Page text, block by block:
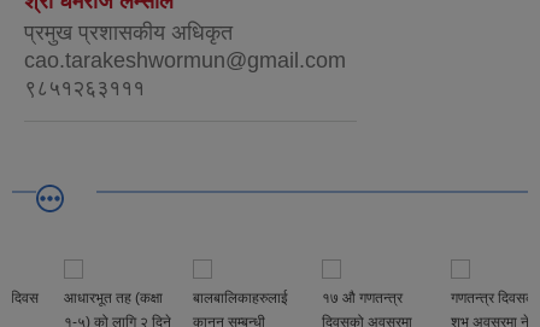
प्रमुख प्रशासकीय अधिकृत
cao.tarakeshwormun@gmail.com
९८५१२६३१११
आधारभूत तह (कक्षा
१-५) को लागि २ दिने
बालबालिकाहरुलाई
कानुन सम्बन्धी
१७ औ गणतन्त्र
दिवसको अवसरमा
गणतन्त्र दिवसको
शुभ अवसरमा नेपाल